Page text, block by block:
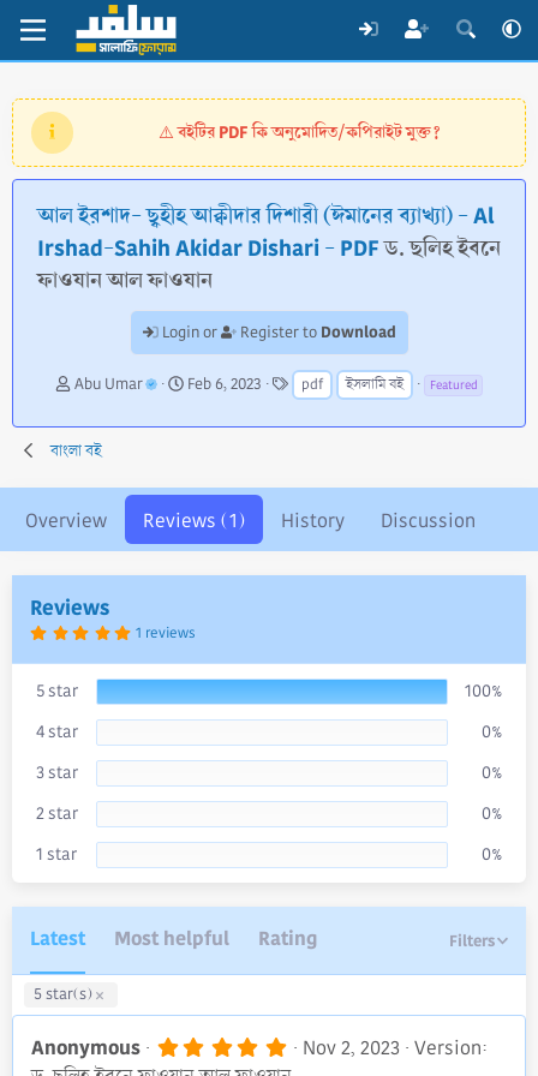
⚠️বইটির PDF কি অনুমোদিত/কপিরাইট মুক্ত?
আল ইরশাদ- ছ্বহীহ আক্বীদার দিশারী (ঈমানের ব্যাখ্যা) - Al
Irshad-Sahih Akidar Dishari - PDFড. ছলিহ ইবনে
ফাওযান আল ফাওযান
Login or Register to Download
A
t
h
r
Abu Umar
C
e
i
o
n
e
Feb 6, 2023
T
a
g
pdf ইসলামি বই Featured
বাংলা বই
Overview Reviews (1) History Discussion
Reviews
5
0
0
s
t
a
(
s
1 reviews
5 star
100%
4 star
0%
3 star
0%
2 star
0%
1 star
0%
Latest Most helpful Rating Filters
5 star(s)
Anonymous 5
.
Nov 2, 2023 Version: